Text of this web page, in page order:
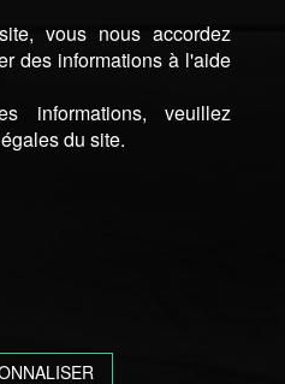
vous nous accordez
des informations à l'aide
informations, veuillez
du site.